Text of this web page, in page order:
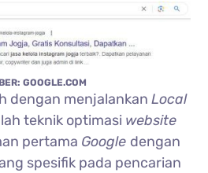
GOOGLE.COM
dengan menjalankanLocal
teknik optimasi website
pertama Google dengan
spesifik pada pencarian